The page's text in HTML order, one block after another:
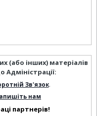
(або інших) матеріалів
Адміністрації:
Зв'язок.
нам
партнерів!